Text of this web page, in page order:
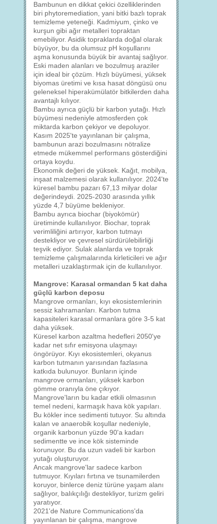
Bambunun en dikkat çekici özelliklerinden
biri phytoremediation, yani bitki bazlı toprak
temizleme yeteneği. Kadmiyum, çinko ve
kurşun gibi ağır metalleri topraktan
emebiliyor. Asidik topraklarda doğal olarak
büyüyor, bu da olumsuz pH koşullarını
aşma konusunda büyük bir avantaj sağlıyor.
Eski maden alanları ve bozulmuş araziler
için ideal bir çözüm. Hızlı büyümesi, yüksek
biyomas üretimi ve kısa hasat döngüsü onu
geleneksel hiperakümülatör bitkilerden daha
avantajlı kılıyor.
Bambu ayrıca güçlü bir karbon yutağı. Hızlı
büyümesi nedeniyle atmosferden çok
miktarda karbon çekiyor ve depoluyor.
Kasım 2025'te yayınlanan bir çalışma,
bambunun arazi bozulmasını nötralize
etmede mükemmel performans gösterdiğini
ortaya koydu.
Ekonomik değeri de yüksek. Kağıt, mobilya,
inşaat malzemesi olarak kullanılıyor. 2024'te
küresel bambu pazarı 67,13 milyar dolar
değerindeydi. 2025-2030 arasında yıllık
yüzde 4,7 büyüme bekleniyor.
Bambu ayrıca biochar (biyokömür)
üretiminde kullanılıyor. Biochar, toprak
verimliliğini artırıyor, karbon tutmayı
destekliyor ve çevresel sürdürülebilirliği
teşvik ediyor. Sulak alanlarda ve toprak
temizleme çalışmalarında kirleticileri ve ağır
metalleri uzaklaştırmak için de kullanılıyor.
Mangrove: Karasal ormandan 5 kat daha
güçlü karbon deposu
Mangrove ormanları, kıyı ekosistemlerinin
sessiz kahramanları. Karbon tutma
kapasiteleri karasal ormanlara göre 3-5 kat
daha yüksek.
Küresel karbon azaltma hedefleri 2050'ye
kadar net sıfır emisyona ulaşmayı
öngörüyor. Kıyı ekosistemleri, okyanus
karbon tutmanın yarısından fazlasına
katkıda bulunuyor. Bunların içinde
mangrove ormanları, yüksek karbon
gömme oranıyla öne çıkıyor.
Mangrove'ların bu kadar etkili olmasının
temel nedeni, karmaşık hava kök yapıları.
Bu kökler ince sedimenti tutuyor. Su altında
kalan ve anaerobik koşullar nedeniyle,
organik karbonun yüzde 90'a kadarı
sedimentte ve ince kök sisteminde
korunuyor. Bu da uzun vadeli bir karbon
yutağı oluşturuyor.
Ancak mangrove'lar sadece karbon
tutmuyor. Kıyıları fırtına ve tsunamilerden
koruyor, binlerce deniz türüne yaşam alanı
sağlıyor, balıkçılığı destekliyor, turizm geliri
yaratıyor.
2021'de Nature Communications'da
yayınlanan bir çalışma, mangrove